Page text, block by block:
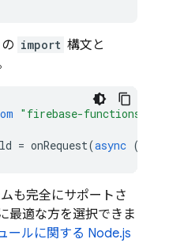
import 構文と
"firebase-functions/
= onRequest(async (
も完全にサポートさ
最適な方を選択できま
ールに関する Node.js